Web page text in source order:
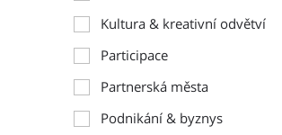
Kultura & kreativní odvětví
Participace
Partnerská města
Podnikání & byznys